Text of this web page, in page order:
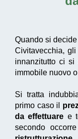
Quando si
Civitavecchia,
innanzitutto ci
immobile nuovo
Si tratta
primo caso il
da effettuare e
secondo